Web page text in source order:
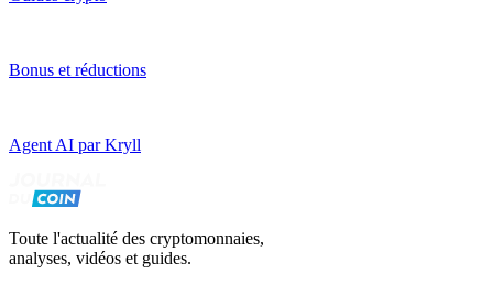
Bonus et réductions
Agent AI par Kryll
Toute l'actualité des cryptomonnaies,
analyses, vidéos et guides.